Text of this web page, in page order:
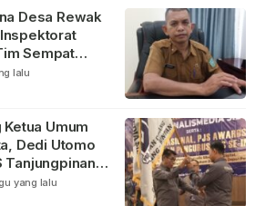
Desa Rewak
Sempat
Lain
lalu
Umum
Dedi Utomo
Tanjungpinang-
yang lalu